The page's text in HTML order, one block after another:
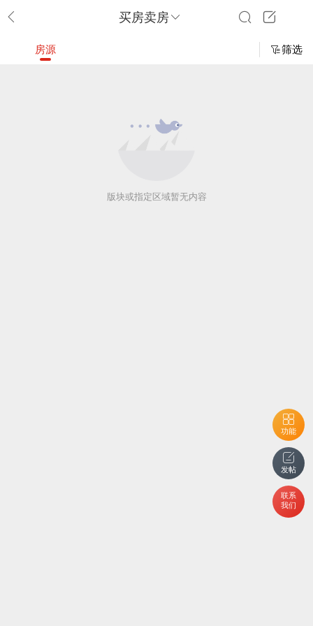
买房卖房
功能
发帖
联系
我们
房源 筛选
版块或指定区域暂无内容